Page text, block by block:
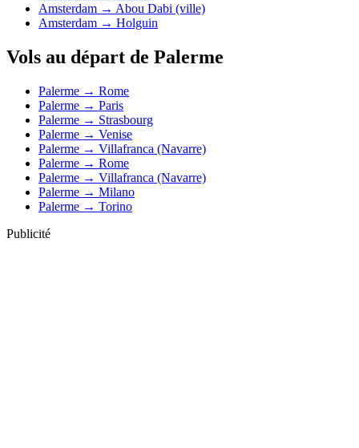
Amsterdam → Abou Dabi (ville)
Amsterdam → Holguin
Vols au départ de Palerme
Palerme → Rome
Palerme → Paris
Palerme → Strasbourg
Palerme → Venise
Palerme → Villafranca (Navarre)
Palerme → Rome
Palerme → Villafranca (Navarre)
Palerme → Milano
Palerme → Torino
Publicité